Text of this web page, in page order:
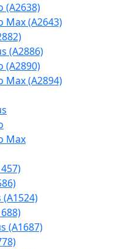
(A2638)
Max (A2643)
(A2886)
(A2890)
Max (A2894)
Max
(A1687)